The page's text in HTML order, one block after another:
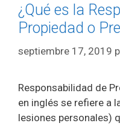
¿Qué es la
Propiedad o
septiembre 17, 2019
Responsabilidad de
en inglés se refiere a
lesiones personales)